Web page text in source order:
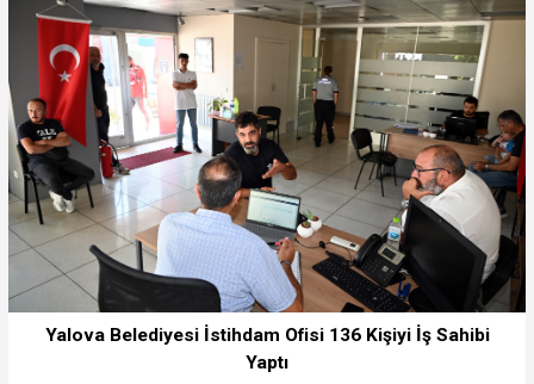
Yalova Belediyesi İstihdam Ofisi 136 Kişiyi İş Sahibi
Yaptı